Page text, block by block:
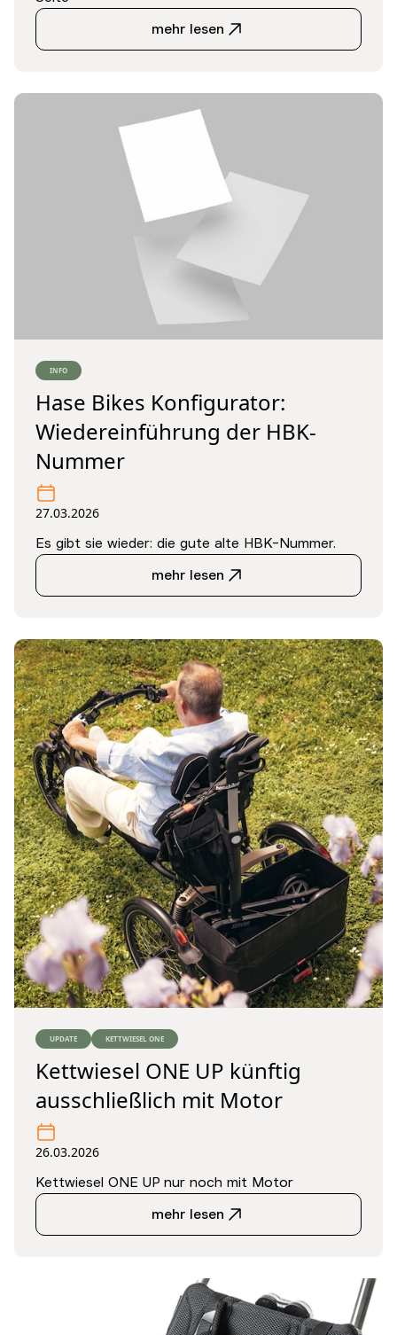
mehr lesen
INFO
Hase Bikes Konfigurator:
Wiedereinführung der HBK-
Nummer
27.03.2026
Es gibt sie wieder: die gute alte HBK-Nummer.
mehr lesen
UPDATE KETTWIESEL ONE
Kettwiesel ONE UP künftig
ausschließlich mit Motor
26.03.2026
Kettwiesel ONE UP nur noch mit Motor
mehr lesen